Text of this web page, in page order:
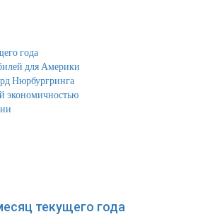
года
для Америки
Нюрбургринга
экономичностью
текущего года